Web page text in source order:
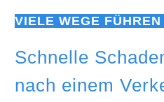
VIELE WEGE
Schnelle
nach einem